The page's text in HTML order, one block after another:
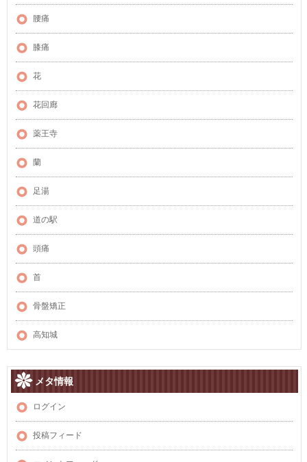
腰痛
膝痛
花
花回廊
薬王寺
蘭
足湯
道の駅
頭痛
首
骨盤矯正
高知城
メタ情報
ログイン
投稿フィード